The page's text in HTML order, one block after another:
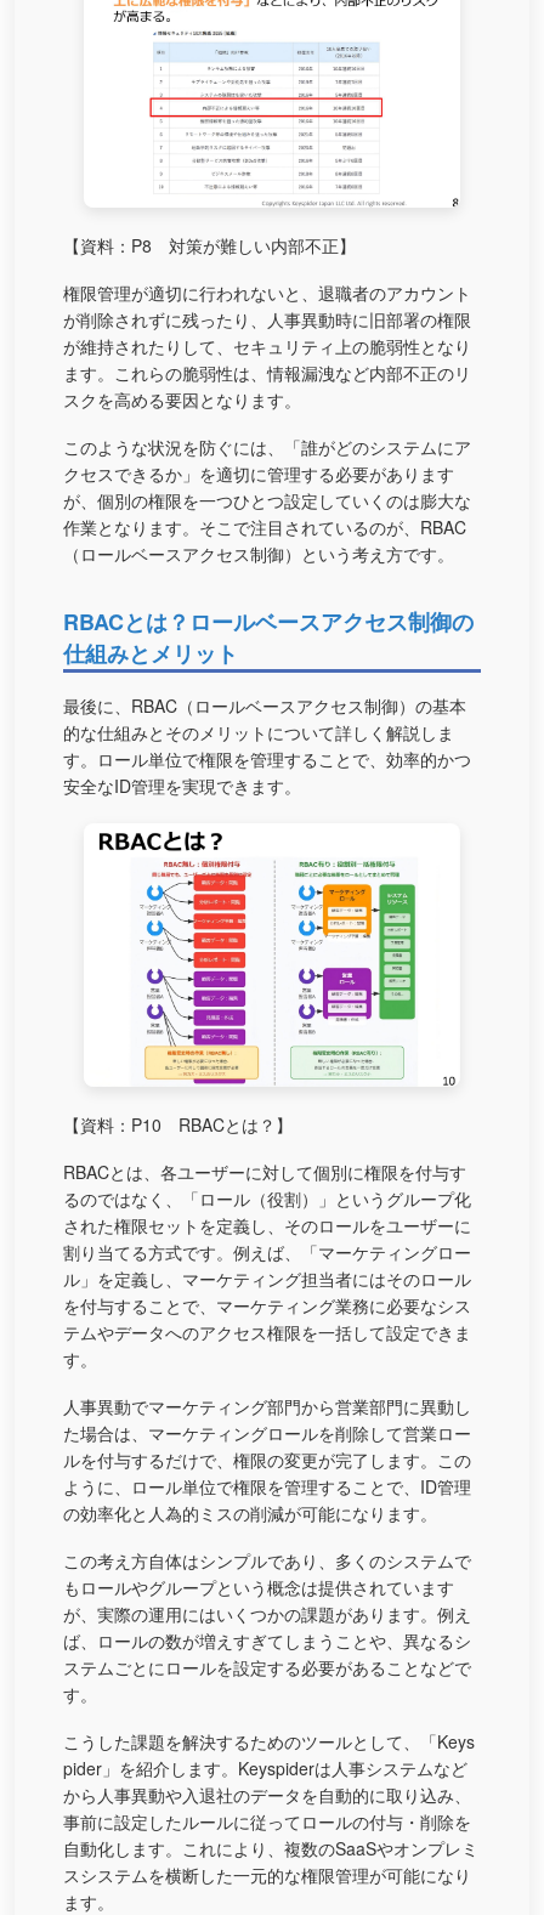
【資料：P8 対策が難しい内部不正】
権限管理が適切に行われないと、退職者のアカウント
が削除されずに残ったり、人事異動時に旧部署の権限
が維持されたりして、セキュリティ上の脆弱性となり
ます。これらの脆弱性は、情報漏洩など内部不正のリ
スクを高める要因となります。
このような状況を防ぐには、「誰がどのシステムにア
クセスできるか」を適切に管理する必要があります
が、個別の権限を一つひとつ設定していくのは膨大な
作業となります。そこで注目されているのが、RBAC
（ロールベースアクセス制御）という考え方です。
RBACとは？ロールベースアクセス制御の
仕組みとメリット
最後に、RBAC（ロールベースアクセス制御）の基本
的な仕組みとそのメリットについて詳しく解説しま
す。ロール単位で権限を管理することで、効率的かつ
安全なID管理を実現できます。
【資料：P10 RBACとは？】
RBACとは、各ユーザーに対して個別に権限を付与す
るのではなく、「ロール（役割）」というグループ化
された権限セットを定義し、そのロールをユーザーに
割り当てる方式です。例えば、「マーケティングロー
ル」を定義し、マーケティング担当者にはそのロール
を付与することで、マーケティング業務に必要なシス
テムやデータへのアクセス権限を一括して設定できま
す。
人事異動でマーケティング部門から営業部門に異動し
た場合は、マーケティングロールを削除して営業ロー
ルを付与するだけで、権限の変更が完了します。この
ように、ロール単位で権限を管理することで、ID管理
の効率化と人為的ミスの削減が可能になります。
この考え方自体はシンプルであり、多くのシステムで
もロールやグループという概念は提供されています
が、実際の運用にはいくつかの課題があります。例え
ば、ロールの数が増えすぎてしまうことや、異なるシ
ステムごとにロールを設定する必要があることなどで
す。
こうした課題を解決するためのツールとして、「Keys
pider」を紹介します。Keyspiderは人事システムなど
から人事異動や入退社のデータを自動的に取り込み、
事前に設定したルールに従ってロールの付与・削除を
自動化します。これにより、複数のSaaSやオンプレミ
スシステムを横断した一元的な権限管理が可能になり
ます。